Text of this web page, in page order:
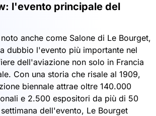
l'evento principale del
anche come Salone di Le Bourget,
dubbio l'evento più importante nel
dell'aviazione non solo in Francia
Con una storia che risale al 1909,
biennale attrae oltre 140.000
e 2.500 espositori da più di 50
dell'evento, Le Bourget